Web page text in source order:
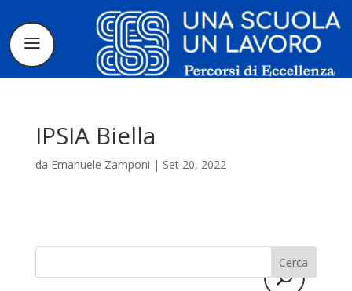
I tirocinanti
IPSIA Biella
da Emanuele Zamponi | Set 20, 2022
Cerca